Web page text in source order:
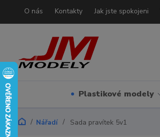
O nás Kontakty Jak jste spokojeni
Plastikové modely
Nářadí Sada pravítek 5v1